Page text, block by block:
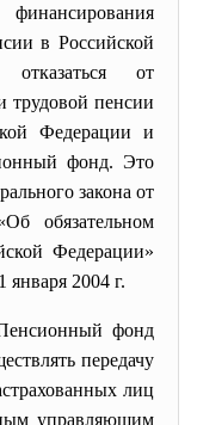
в Российской
от
трудовой пенсии
Федерации и
фонд. Это
закона от
обязательном
Федерации»
января 2004 г.
фонд
передачу
лиц
управляющим